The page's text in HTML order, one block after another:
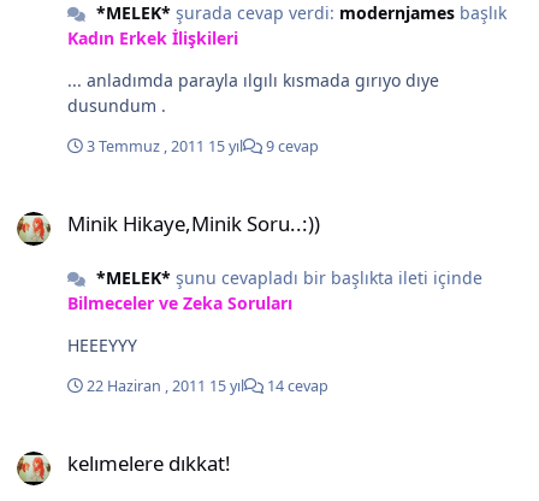
*MELEK*şurada cevap verdi: modernjamesbaşlık
Kadın Erkek İlişkileri
... anladımda parayla ılgılı kısmada gırıyo dıye
dusundum .
3 Temmuz , 2011 15 yıl 9 cevap
Minik Hikaye,Minik Soru..:))
*MELEK*şunu cevapladı bir başlıkta ileti içinde
Bilmeceler ve Zeka Soruları
HEEEYYY
22 Haziran , 2011 15 yıl 14 cevap
kelımelere dıkkat!